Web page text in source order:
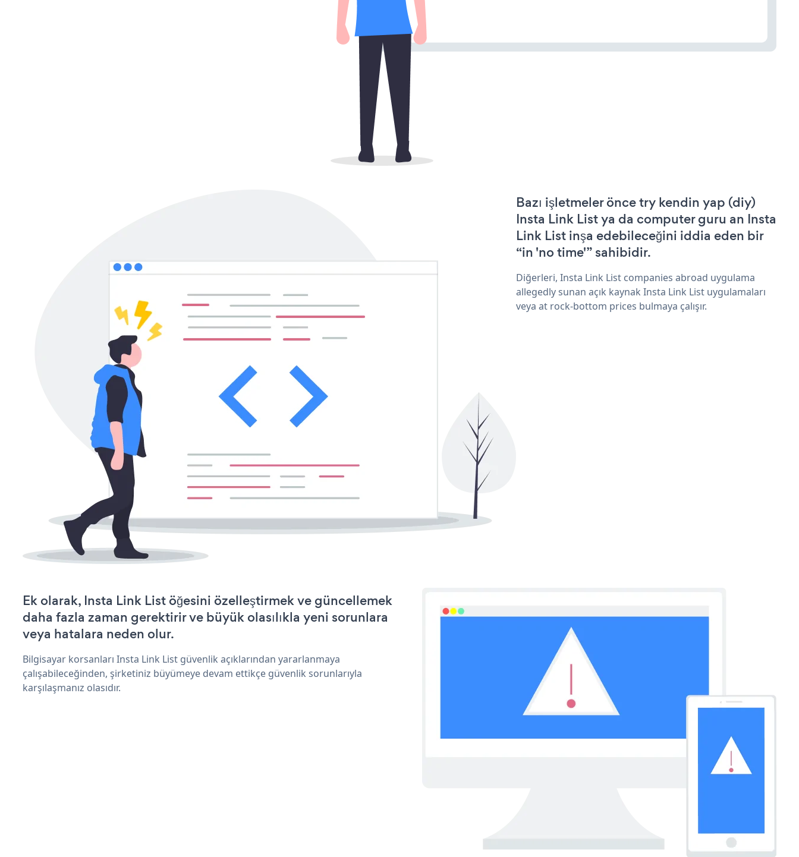
Bazı işletmeler önce try kendin yap (diy)
Insta Link List ya da computer guru an Insta
Link List inşa edebileceğini iddia eden bir
“in 'no time'” sahibidir.
Diğerleri, Insta Link List companies abroad uygulama
allegedly sunan açık kaynak Insta Link List uygulamaları
veya at rock-bottom prices bulmaya çalışır.
Ek olarak, Insta Link List öğesini özelleştirmek ve güncellemek
daha fazla zaman gerektirir ve büyük olasılıkla yeni sorunlara
veya hatalara neden olur.
Bilgisayar korsanları Insta Link List güvenlik açıklarından yararlanmaya
çalışabileceğinden, şirketiniz büyümeye devam ettikçe güvenlik sorunlarıyla
karşılaşmanız olasıdır.